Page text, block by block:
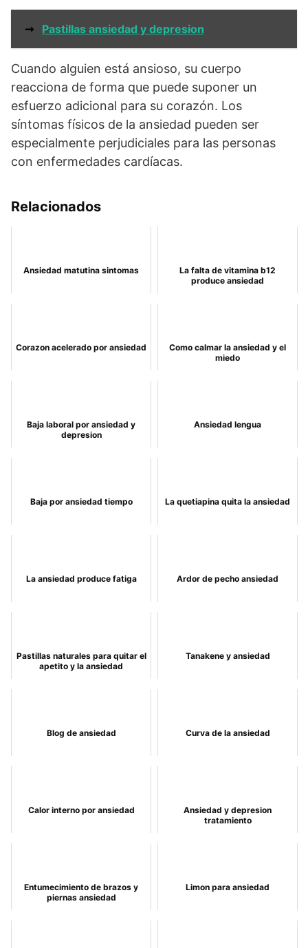
➞ Pastillas ansiedad y depresion
Cuando alguien está ansioso, su cuerpo
reacciona de forma que puede suponer un
esfuerzo adicional para su corazón. Los
síntomas físicos de la ansiedad pueden ser
especialmente perjudiciales para las personas
con enfermedades cardíacas.
Relacionados
Ansiedad matutina sintomas
La falta de vitamina b12
produce ansiedad
Corazon acelerado por ansiedad
Como calmar la ansiedad y el
miedo
Baja laboral por ansiedad y
depresion
Ansiedad lengua
Baja por ansiedad tiempo La quetiapina quita la ansiedad
La ansiedad produce fatiga Ardor de pecho ansiedad
Pastillas naturales para quitar el
apetito y la ansiedad
Tanakene y ansiedad
Blog de ansiedad Curva de la ansiedad
Calor interno por ansiedad
Ansiedad y depresion
tratamiento
Entumecimiento de brazos y
piernas ansiedad
Limon para ansiedad